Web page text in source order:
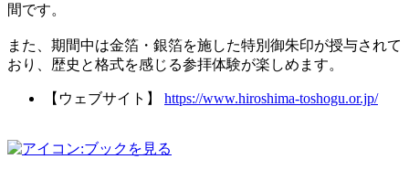
間です。
また、期間中は金箔・銀箔を施した特別御朱印が授与されて
おり、歴史と格式を感じる参拝体験が楽しめます。
【ウェブサイト】 https://www.hiroshima-toshogu.or.jp/